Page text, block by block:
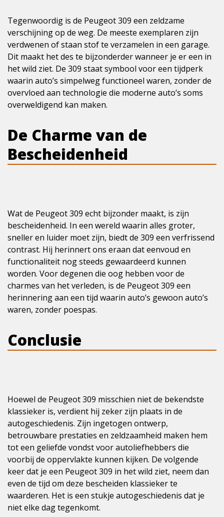
Tegenwoordig is de Peugeot 309 een zeldzame
verschijning op de weg. De meeste exemplaren zijn
verdwenen of staan stof te verzamelen in een garage.
Dit maakt het des te bijzonderder wanneer je er een in
het wild ziet. De 309 staat symbool voor een tijdperk
waarin auto’s simpelweg functioneel waren, zonder de
overvloed aan technologie die moderne auto’s soms
overweldigend kan maken.
De Charme van de
Bescheidenheid
Wat de Peugeot 309 echt bijzonder maakt, is zijn
bescheidenheid. In een wereld waarin alles groter,
sneller en luider moet zijn, biedt de 309 een verfrissend
contrast. Hij herinnert ons eraan dat eenvoud en
functionaliteit nog steeds gewaardeerd kunnen
worden. Voor degenen die oog hebben voor de
charmes van het verleden, is de Peugeot 309 een
herinnering aan een tijd waarin auto’s gewoon auto’s
waren, zonder poespas.
Conclusie
Hoewel de Peugeot 309 misschien niet de bekendste
klassieker is, verdient hij zeker zijn plaats in de
autogeschiedenis. Zijn ingetogen ontwerp,
betrouwbare prestaties en zeldzaamheid maken hem
tot een geliefde vondst voor autoliefhebbers die
voorbij de oppervlakte kunnen kijken. De volgende
keer dat je een Peugeot 309 in het wild ziet, neem dan
even de tijd om deze bescheiden klassieker te
waarderen. Het is een stukje autogeschiedenis dat je
niet elke dag tegenkomt.